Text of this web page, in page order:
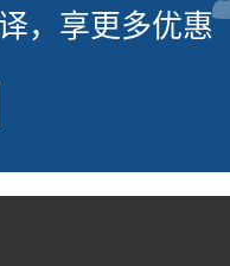
，享更多优惠